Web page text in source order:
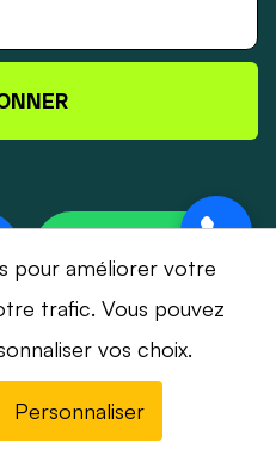
- Tous droits
romande
pour améliorer votre
trafic. Vous pouvez
vos choix.
Personnaliser